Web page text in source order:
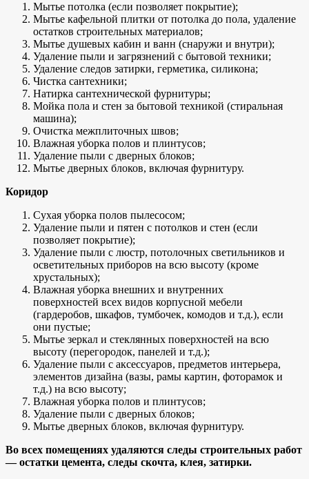
Мытье потолка (если позволяет покрытие);
Мытье кафельной плитки от потолка до пола, удаление
остатков строительных материалов;
Мытье душевых кабин и ванн (снаружи и внутри);
Удаление пыли и загрязнений с бытовой техники;
Удаление следов затирки, герметика, силикона;
Чистка сантехники;
Натирка сантехнической фурнитуры;
Мойка пола и стен за бытовой техникой (стиральная
машина);
Очистка межплиточных швов;
Влажная уборка полов и плинтусов;
Удаление пыли с дверных блоков;
Мытье дверных блоков, включая фурнитуру.
Коридор
Сухая уборка полов пылесосом;
Удаление пыли и пятен с потолков и стен (если
позволяет покрытие);
Удаление пыли с люстр, потолочных светильников и
осветительных приборов на всю высоту (кроме
хрустальных);
Влажная уборка внешних и внутренних
поверхностей всех видов корпусной мебели
(гардеробов, шкафов, тумбочек, комодов и т.д.), если
они пустые;
Мытье зеркал и стеклянных поверхностей на всю
высоту (перегородок, панелей и т.д.);
Удаление пыли с аксессуаров, предметов интерьера,
элементов дизайна (вазы, рамы картин, фоторамок и
т.д.) на всю высоту;
Влажная уборка полов и плинтусов;
Удаление пыли с дверных блоков;
Мытье дверных блоков, включая фурнитуру.
Во всех помещениях удаляются следы строительных работ
— остатки цемента, следы скочта, клея, затирки.